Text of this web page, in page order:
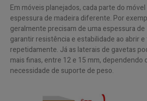
Em móveis planejados, cada parte do
espessura de madeira diferente. Por
geralmente precisam de uma espessura de
garantir resistência e estabilidade ao abrir
repetidamente. Já as laterais de gavetas
mais finas, entre 12 e 15 mm, dependendo
necessidade de suporte de peso.